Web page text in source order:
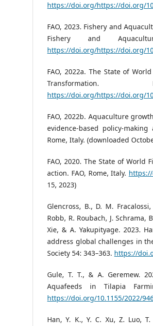
https://doi.org/https://doi.org/
FAO, 2023. Fishery and
Fishery and
https://doi.org/https://doi.org/
FAO, 2022a. The State of
https://doi.org/https://doi.org/
FAO, 2022b. Aquaculture
evidence-based policy-
Rome, Italy. (downloaded
FAO, 2020. The State of World
action. FAO, Rome, Italy.
15, 2023)
Glencross, B., D. M.
Robb, R. Roubach, J. Schrama,
Xie, & A. Yakupityage. 2023.
address global challenges in
Society 54: 343–363. https://
Gule, T. T., & A. Geremew.
Aquafeeds in Tilapia
https://doi.org/10.1155/2022/
Han, Y. K., Y. C. Xu, Z. Luo,